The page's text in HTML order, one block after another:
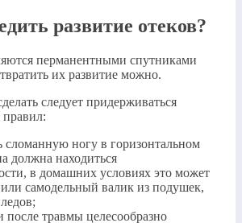
развитие отеков?
перманентными спутниками
их развитие можно.
следует придерживаться
правил:
сломанную ногу в горизонтальном
должна находиться
в домашних условиях это может
самодельный валик из подушек,
после травмы целесообразно